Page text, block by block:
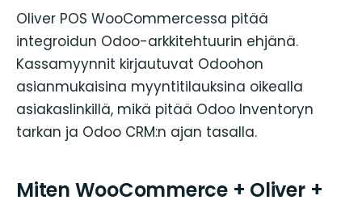
Oliver POS WooCommercessa pitää
integroidun Odoo-arkkitehtuurin ehjänä.
Kassamyynnit kirjautuvat Odoohon
asianmukaisina myyntitilauksina oikealla
asiakaslinkillä, mikä pitää Odoo Inventoryn
tarkan ja Odoo CRM:n ajan tasalla.
Miten WooCommerce + Oliver +